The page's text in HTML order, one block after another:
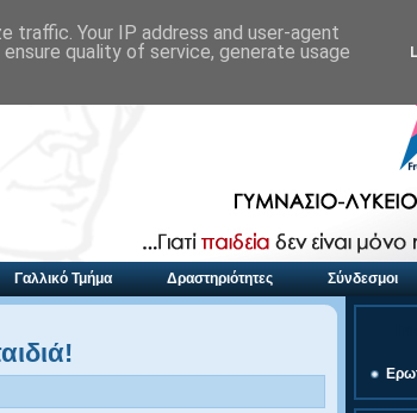
Γαλλικό Τμήμα Δραστηριότητες Σύνδεσμοι
traffic. Your IP address and user-agent
quality of service, generate usage